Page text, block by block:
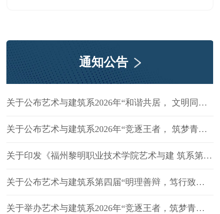
与省内高校、行业专家共襄盛举。
通知公告
关于公布艺术与建筑系2026年“和谐共居， 文明同行”文明宿舍比赛结果的通知
关于公布艺术与建筑系2026年“竞逐王者， 筑梦青春”王者荣耀比赛结果的通知
关于印发《福州黎明职业技术学院艺术与建 筑系第五届学生干部任职名单（试用）》的 通知
关于公布艺术与建筑系第四届“明理善辩，笃行致远”辩论赛结果的通知
关于举办艺术与建筑系2026年“竞逐王者，筑梦青春”王者荣耀比赛通知